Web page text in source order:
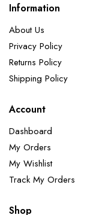
Information
About Us
Privacy Policy
Returns Policy
Shipping Policy
Account
Dashboard
My Orders
My Wishlist
Track My Orders
Shop